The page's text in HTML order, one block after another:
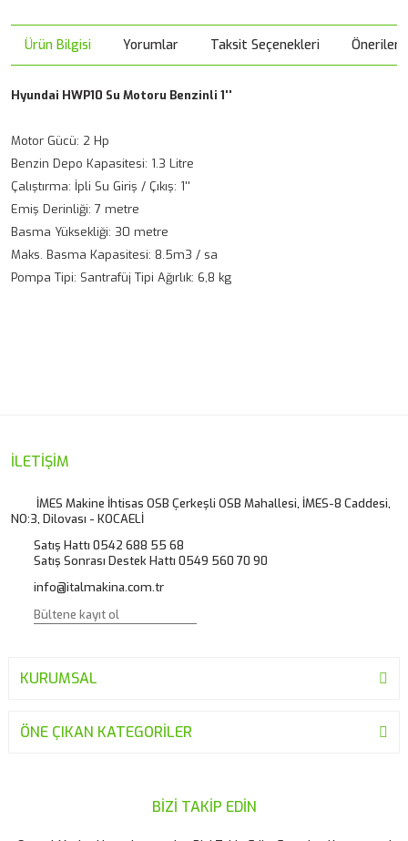
Ürün Bilgisi Yorumlar Taksit Seçenekleri
Hyundai HWP10 Su Motoru Benzinli 1''
Motor Gücü: 2 Hp
Benzin Depo Kapasitesi: 1.3 Litre
Çalıştırma: İpli Su Giriş / Çıkış: 1''
Emiş Derinliği: 7 metre
Basma Yüksekliği: 30 metre
Maks. Basma Kapasitesi: 8.5m3 / sa
Pompa Tipi: Santrafüj Tipi Ağırlık: 6,8 kg
sebebiyle diğer firmalar köye teslimat yapmıyor
İ... E... | 18/06/2026
Yorum Yaz
Ürün resmi kalitesiz, bozuk veya görüntülenemiyor.
Ürün bilgilerinde hatalar bulunuyor.
Ürün fiyatı diğer sitelerden daha pahalı.
Bu ürüne benzer farklı alternatifler olmalı.
İLETİŞİM
İMES Makine İhtisas OSB Çerkeşli OSB Mahallesi, İMES-8 Caddesi,
NO:3, Dilovası - KOCAELİ
Satış Hattı 0542 688 55 68
Satış Sonrası Destek Hattı 0549 560 70 90
info@italmakina.com.tr
KURUMSAL
ÖNE ÇIKAN KATEGORİLER
BİZİ TAKİP EDİN